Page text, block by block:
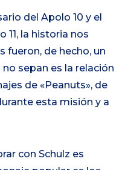
del Apolo 10 y el
11, la historia nos
fueron, de hecho, un
sepan es la relación
de «Peanuts», de
esta misión y a
con Schulz es